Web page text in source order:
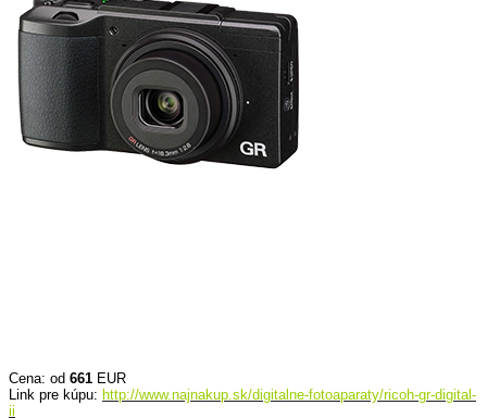
Cena: od 661 EUR
Link pre kúpu: http://www.najnakup.sk/digitalne-fotoaparaty/ricoh-gr-digital-
ii